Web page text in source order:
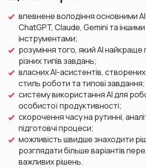
впевнене володіння основними
ChatGPT, Claude, Gemini та
інструментами;
розуміння того, який AI найкраще
різних типів завдань;
власних AI-асистентів, створених
стиль роботи та типові завдання;
систему використання AI для
особистої продуктивності;
скорочення часу на рутинні,
підготовчі процеси;
можливість швидше знаходити
розглядати більше варіантів
важливих рішень.